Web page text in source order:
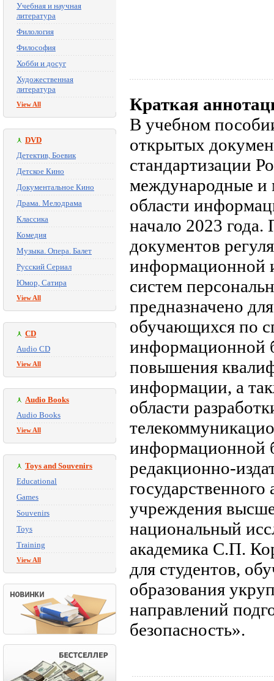
Учебная и научная
литература
Филология
Философия
Хобби и досуг
Художественная
литература
View All
DVD
Детектив, Боевик
Детское Кино
Документальное Кино
Драма. Мелодрама
Классика
Комедия
Музыка. Опера. Балет
Русский Сериал
Юмор, Сатира
View All
CD
Audio CD
View All
Audio Books
Audio Books
View All
Toys and Souvenirs
Educational
Games
Souvenirs
Toys
Training
View All
Краткая
В учебном
открытых
стандартизации
международные и
области
начало 2023
документов
информационной
систем
предназначено
обучающихся по
информационной
повышения
информации, а
области
информационной
редакционно-
государственного
учреждения
национальный
академика С.П.
для студентов,
образования
направлений
безопасность».